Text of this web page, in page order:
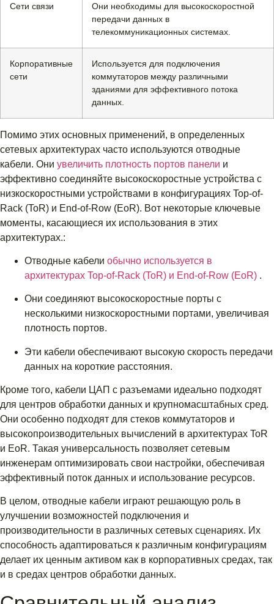
Сети связи
Они необходимы для высокоскоростной
передачи данных в
телекоммуникационных системах.
Корпоративные
сети
Используется для подключения
коммутаторов между различными
зданиями для эффективного потока
данных.
Помимо этих основных применений, в определенных
сетевых архитектурах часто используются отводные
кабели. Они увеличить плотность портов панели и
эффективно соединяйте высокоскоростные устройства с
низкоскоростными устройствами в конфигурациях Top-of-
Rack (ToR) и End-of-Row (EoR). Вот некоторые ключевые
моменты, касающиеся их использования в этих
архитектурах.:
Отводные кабели обычно используется в
архитектурах Top-of-Rack (ToR) и End-of-Row (EoR) .
Они соединяют высокоскоростные порты с
несколькими низкоскоростными портами, увеличивая
плотность портов.
Эти кабели обеспечивают высокую скорость передачи
данных на короткие расстояния.
Кроме того, кабели ЦАП с разъемами идеально подходят
для центров обработки данных и крупномасштабных сред.
Они особенно подходят для стеков коммутаторов и
высокопроизводительных вычислений в архитектурах ToR
и EoR. Такая универсальность позволяет сетевым
инженерам оптимизировать свои настройки, обеспечивая
эффективный поток данных и использование ресурсов.
В целом, отводные кабели играют решающую роль в
улучшении возможностей подключения и
производительности в различных сетевых сценариях. Их
способность адаптироваться к различным конфигурациям
делает их ценным активом как в корпоративных средах, так
и в средах центров обработки данных.